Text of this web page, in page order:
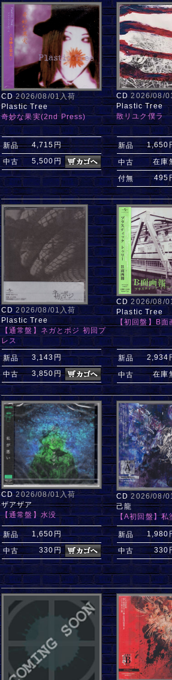
CD2026/08/01入荷
Plastic Tree
奇妙な果実(2nd Press)
CD2026/08/
Plastic Tree
散リユク僕ラ
新品 4,715円
中古 5,500円
新品 1,650
中古 在庫
付無 495
CD2026/08/01入荷
Plastic Tree
【通常盤】ネガとポジ 初回プ
レス
CD2026/08/
Plastic Tree
【初回盤】B面
新品 3,143円
中古 3,850円
新品 2,934
中古 在庫
CD2026/08/01入荷
ザアザア
【通常盤】水没
CD2026/08/
己龍
【A初回盤】私
新品 1,650円
中古 330円
新品 1,980
中古 330